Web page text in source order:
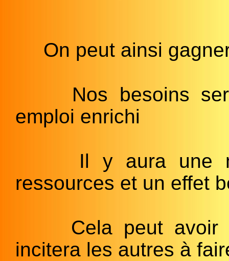
On peut ainsi
Nos besoins
emploi enrichi
Il y aura une
ressources et un effet
Cela peut avoir
incitera les autres à